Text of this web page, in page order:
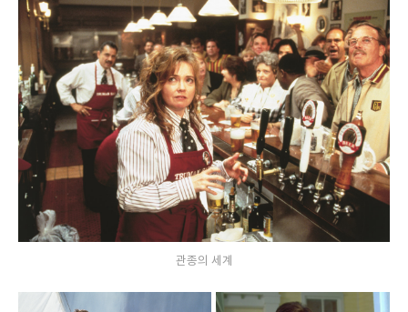
관종의 세계